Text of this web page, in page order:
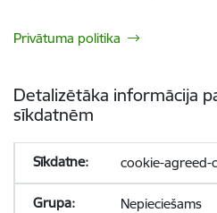
Privātuma politika
Detalizētāka informācija
sīkdatnēm
cookie-agreed-
Nepieciešams